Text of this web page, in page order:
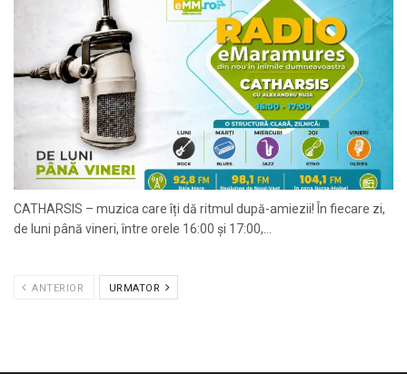
CATHARSIS – muzica care îți dă ritmul după-amiezii! În fiecare zi,
de luni până vineri, între orele 16:00 și 17:00,...
ANTERIOR URMATOR